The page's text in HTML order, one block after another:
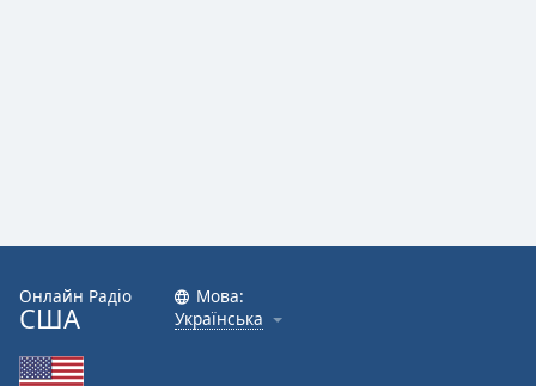
Онлайн Радіо
США
Мова:
Українська